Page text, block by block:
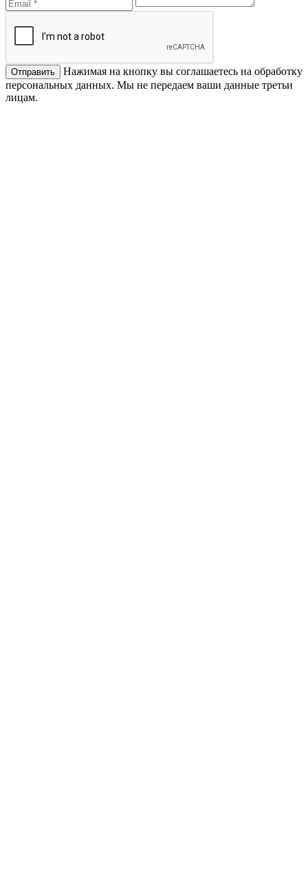
Нажимая на кнопку вы соглашаетесь на обработку
персональных данных. Мы не передаем ваши данные третьи
лицам.